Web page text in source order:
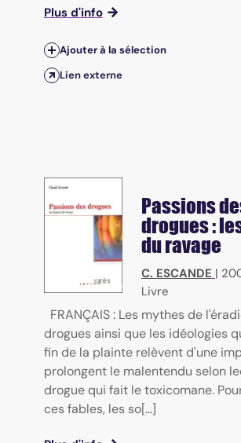
Plus d'info
Ajouter à la sélection
Lien externe
Passions
drogues :
du ravage
C. ESCANDE |
Livre
FRANÇAIS : Les mythes de
drogues ainsi que les idéologies
fin de la plainte relèvent d'une
prolongent le malentendu selon
drogue qui fait le toxicomane.
ces fables, les so[...]